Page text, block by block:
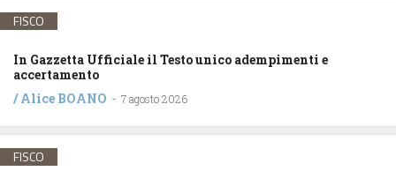
FISCO
In Gazzetta Ufficiale il Testo unico adempimenti e
accertamento
/Alice BOANO - 7 agosto 2026
FISCO